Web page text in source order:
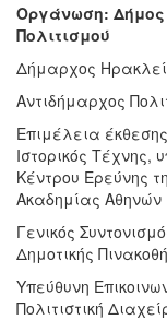
Οργάνωση: Δήμος
Πολιτισμού
Δήμαρχος
Αντιδήμαρχος
Επιμέλεια
Ιστορικός Tέχνης,
Κέντρου Ερεύνης
Ακαδημίας Αθηνών
Γενικός
Δημοτικής
Υπεύθυνη
Πολιτιστική